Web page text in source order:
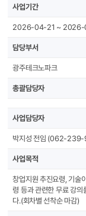
사업기간
2026-04-21 ~
담당부서
광주테크노파크
총괄담당자
사업담당자
박지성 전임 (062-
사업목적
창업지원 추진요령, 기술
령 등과 관련한 무료 강의
다.(회차별 선착순 마감)